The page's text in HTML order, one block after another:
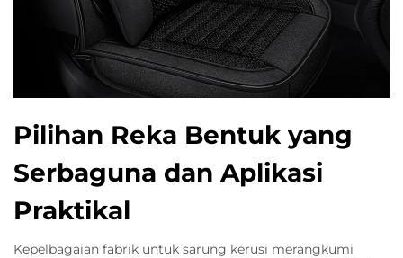
Pilihan Reka Bentuk yang
Serbaguna dan Aplikasi
Praktikal
Kepelbagaian fabrik untuk sarung kerusi merangkumi